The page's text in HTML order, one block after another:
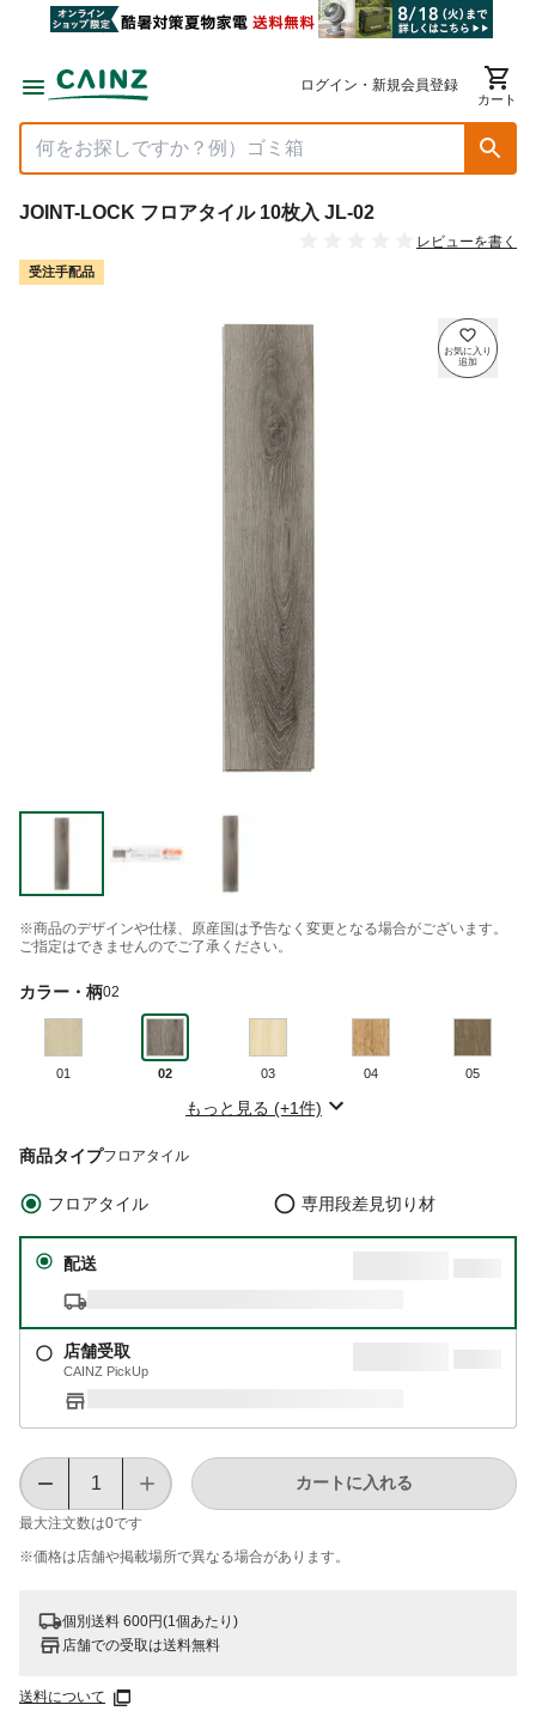
ログイン・新規会員登録
カート
JOINT-LOCK フロアタイル 10枚入 JL-02
レビューを書く
受注手配品
※商品のデザインや仕様、原産国は予告なく変更となる場合がございます。
ご指定はできませんのでご了承ください。
カラー・柄02
01 02 03 04 05
もっと見る (+1件)
商品タイプフロアタイル
フロアタイル 専用段差見切り材
配送
店舗受取
CAINZ PickUp
最大注文数は0です
カートに入れる
※価格は​店舗や​掲載場所で​異なる​場合が​あります。
個別送料 600円(1個あたり)
店舗での受取は送料無料
送料について